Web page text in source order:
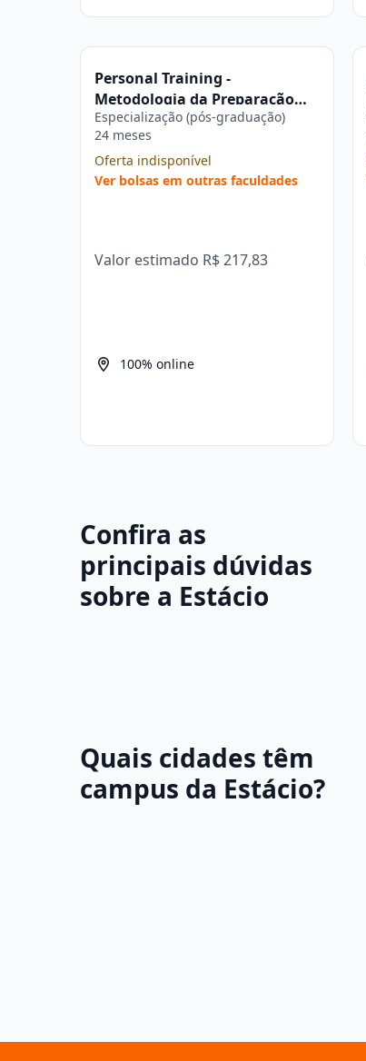
Personal Training -
Metodologia da Preparação
Física Personalizada na Pós-
graduação Estácio
Especialização (pós-graduação)
24 meses
Oferta indisponível
Ver bolsas em outras faculdades
Valor estimado R$ 217,83
100% online
Confira as
principais dúvidas
sobre a Estácio
Quais cidades têm
campus da Estácio?